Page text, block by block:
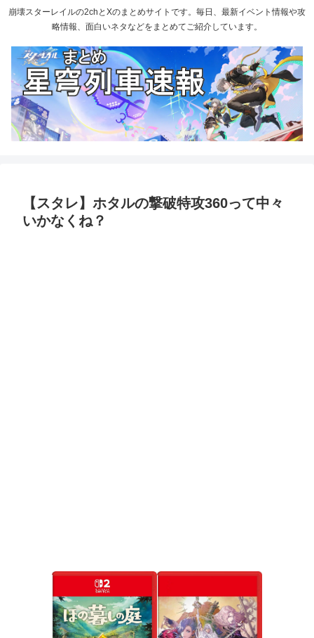
崩壊スターレイルの2chとXのまとめサイトです。毎日、最新イベント情報や攻
略情報、面白いネタなどをまとめてご紹介しています。
【スタレ】ホタルの撃破特攻360って中々
いかなくね？